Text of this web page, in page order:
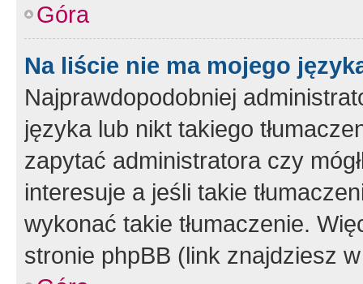
Góra
Na liście nie ma mojego
Najprawdopodobniej
języka lub nikt takiego
zapytać administratora czy
interesuje a jeśli takie
wykonać takie tłumaczenie.
stronie phpBB (link znajdziesz